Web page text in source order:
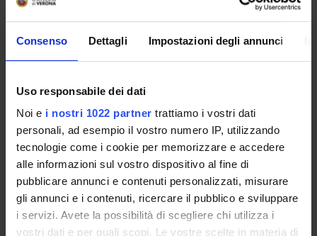
Consenso Dettagli Impostazioni degli annunci
Uso responsabile dei dati
Noi e i nostri 1022 partner trattiamo i vostri dati
personali, ad esempio il vostro numero IP, utilizzando
tecnologie come i cookie per memorizzare e accedere
alle informazioni sul vostro dispositivo al fine di
pubblicare annunci e contenuti personalizzati, misurare
gli annunci e i contenuti, ricercare il pubblico e sviluppare
i servizi. Avete la possibilità di scegliere chi utilizza i
vostri dati e per quali scopi. Le vostre scelte in materia di
della tua segreteria via mail e anche tramite l'app Univr.
MYUNIVR
Presentazione
Come iscriversi
Insegnamenti
Calendario didattico
Orario lezioni
Piani didattici
Calendario esami